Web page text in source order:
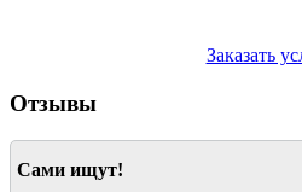
Заказать
Отзывы
Сами ищут!